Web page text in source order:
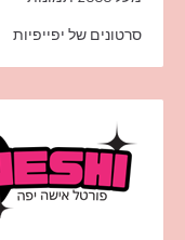
סרטונים של יפייפיות